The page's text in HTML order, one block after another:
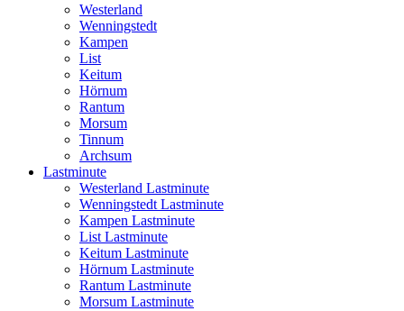
Westerland
Wenningstedt
Kampen
List
Keitum
Hörnum
Rantum
Morsum
Tinnum
Archsum
Lastminute
Westerland Lastminute
Wenningstedt Lastminute
Kampen Lastminute
List Lastminute
Keitum Lastminute
Hörnum Lastminute
Rantum Lastminute
Morsum Lastminute